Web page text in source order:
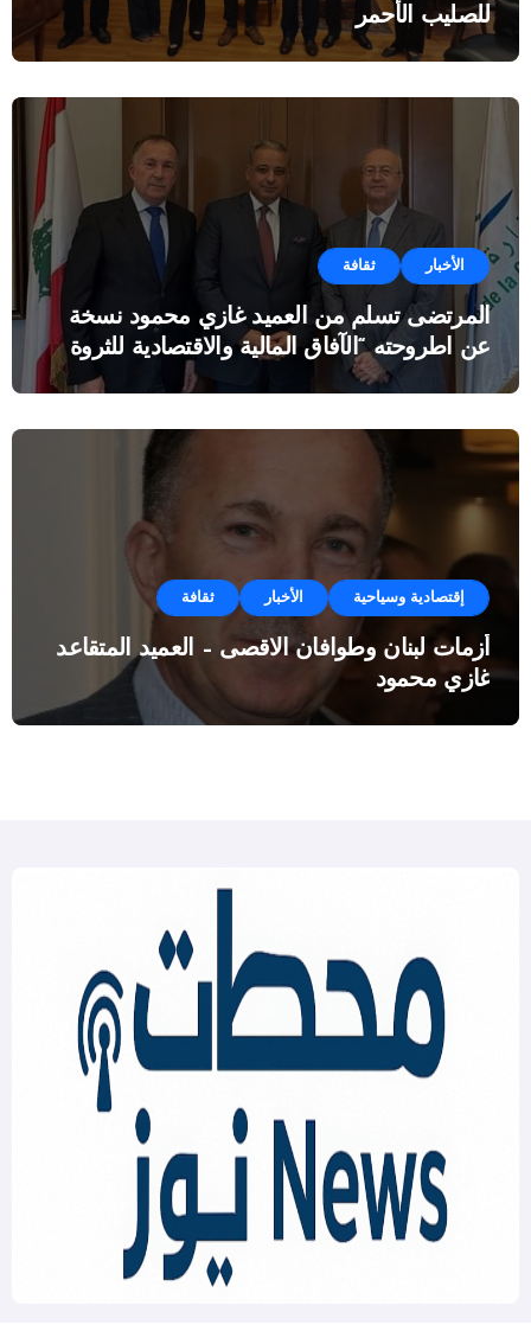
للصليب الأحمر
الأخبار ثقافة
المرتضى تسلم من العميد غازي محمود نسخة
عن اطروحته “الآفاق المالية والاقتصادية للثروة
إقتصادية وسياحية الأخبار ثقافة
أزمات لبنان وطوافان الاقصى – العميد المتقاعد
غازي محمود